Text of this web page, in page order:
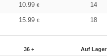
10.99 € 14
15.99 € 18
36 + Auf Lager